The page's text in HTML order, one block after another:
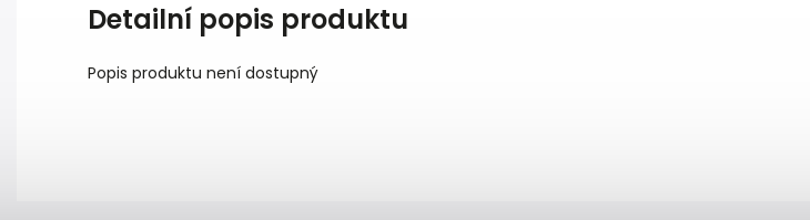
Detailní popis produktu
Popis produktu není dostupný